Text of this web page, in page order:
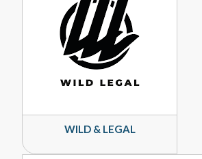
WILD & LEGAL